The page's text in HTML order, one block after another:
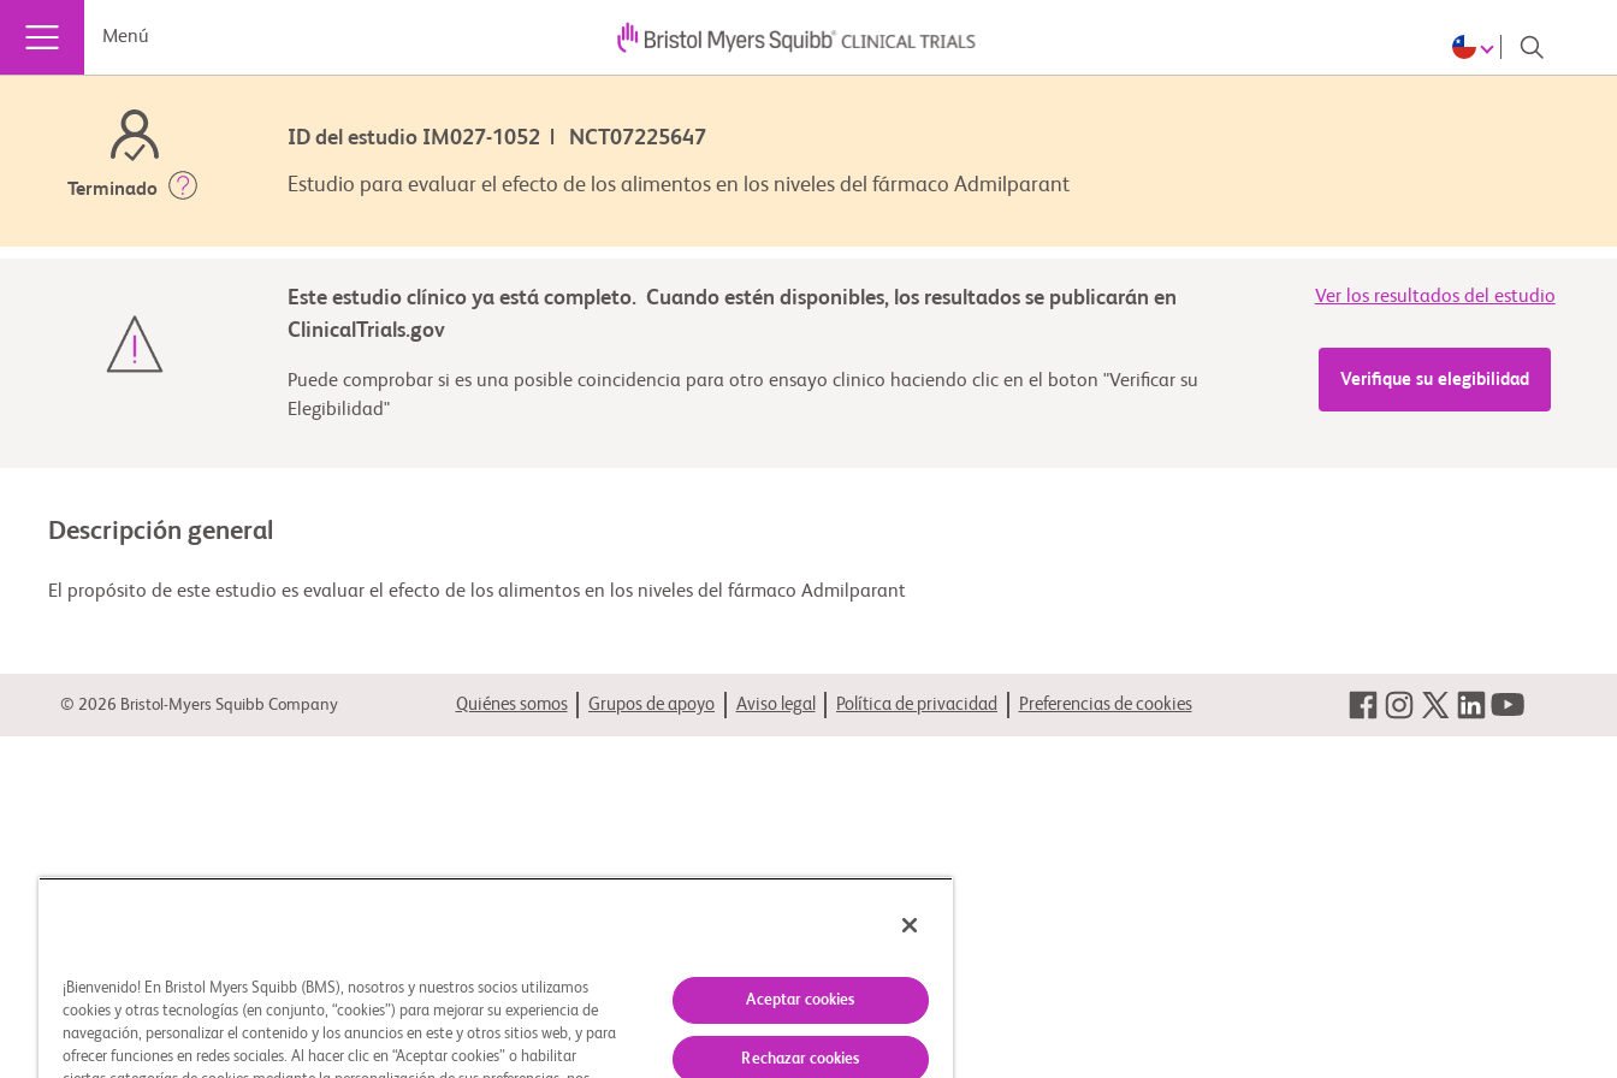
Menú
Terminado
ID del estudio IM027-1052 | NCT07225647
Estudio para evaluar el efecto de los alimentos en los niveles del fármaco Admilparant
Este estudio clínico ya está completo. Cuando estén disponibles, los resultados se publicarán en
ClinicalTrials.gov
Ver los resultados del estudio
Puede comprobar si es una posible coincidencia para otro ensayo clinico haciendo clic en el boton "Verificar su
Elegibilidad"
Verifique su elegibilidad
Descripción general
El propósito de este estudio es evaluar el efecto de los alimentos en los niveles del fármaco Admilparant
© 2026 Bristol-Myers Squibb Company Quiénes somos Grupos de apoyo Aviso legal Política de privacidad Preferencias de cookies
¡Bienvenido! En Bristol Myers Squibb (BMS), nosotros y nuestros socios utilizamos
cookies y otras tecnologías (en conjunto, “cookies”) para mejorar su experiencia de
navegación, personalizar el contenido y los anuncios en este y otros sitios web, y para
ofrecer funciones en redes sociales. Al hacer clic en “Aceptar cookies” o habilitar
Aceptar cookies
Rechazar cookies